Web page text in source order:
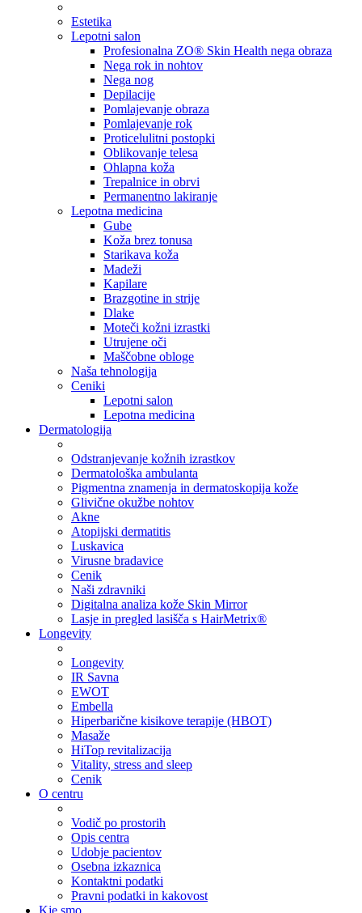
Estetika
Lepotni salon
Profesionalna ZO® Skin Health nega obraza
Nega rok in nohtov
Nega nog
Depilacije
Pomlajevanje obraza
Pomlajevanje rok
Proticelulitni postopki
Oblikovanje telesa
Ohlapna koža
Trepalnice in obrvi
Permanentno lakiranje
Lepotna medicina
Gube
Koža brez tonusa
Starikava koža
Madeži
Kapilare
Brazgotine in strije
Dlake
Moteči kožni izrastki
Utrujene oči
Maščobne obloge
Naša tehnologija
Ceniki
Lepotni salon
Lepotna medicina
Dermatologija
Odstranjevanje kožnih izrastkov
Dermatološka ambulanta
Pigmentna znamenja in dermatoskopija kože
Glivične okužbe nohtov
Akne
Atopijski dermatitis
Luskavica
Virusne bradavice
Cenik
Naši zdravniki
Digitalna analiza kože Skin Mirror
Lasje in pregled lasišča s HairMetrix®
Longevity
Longevity
IR Savna
EWOT
Embella
Hiperbarične kisikove terapije (HBOT)
Masaže
HiTop revitalizacija
Vitality, stress and sleep
Cenik
O centru
Vodič po prostorih
Opis centra
Udobje pacientov
Osebna izkaznica
Kontaktni podatki
Pravni podatki in kakovost
Kje smo